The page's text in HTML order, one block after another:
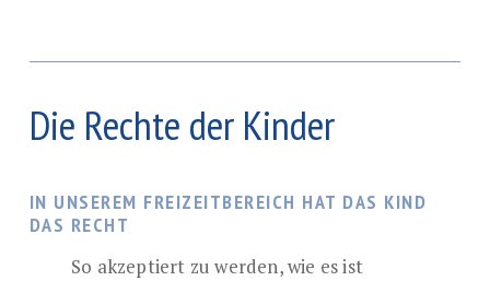
Die Rechte der Kinder
IN UNSEREM FREIZEITBEREICH HAT DAS KIND
DAS RECHT
So akzeptiert zu werden, wie es ist